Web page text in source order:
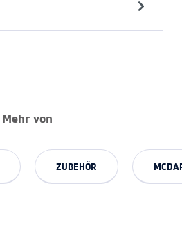
Mehr von
ZUBEHÖR